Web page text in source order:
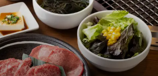
べる贅沢パスタ
ュランチ】自慢の一皿
ランチメニューをもっと見る
イムはよりリーズナブルに焼肉をお楽しみい
食以外にも、純豆腐チゲ定食、石焼ビビンパ
ミ丼など、ランチ限定メニューも豊富にござ
の合間にもぜひ気軽にお立ち寄りください！
メニュー